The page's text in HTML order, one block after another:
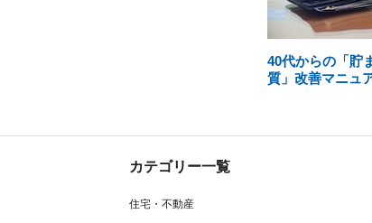
40代からの「貯
質」改善マニュ
カテゴリー一覧
住宅・不動産